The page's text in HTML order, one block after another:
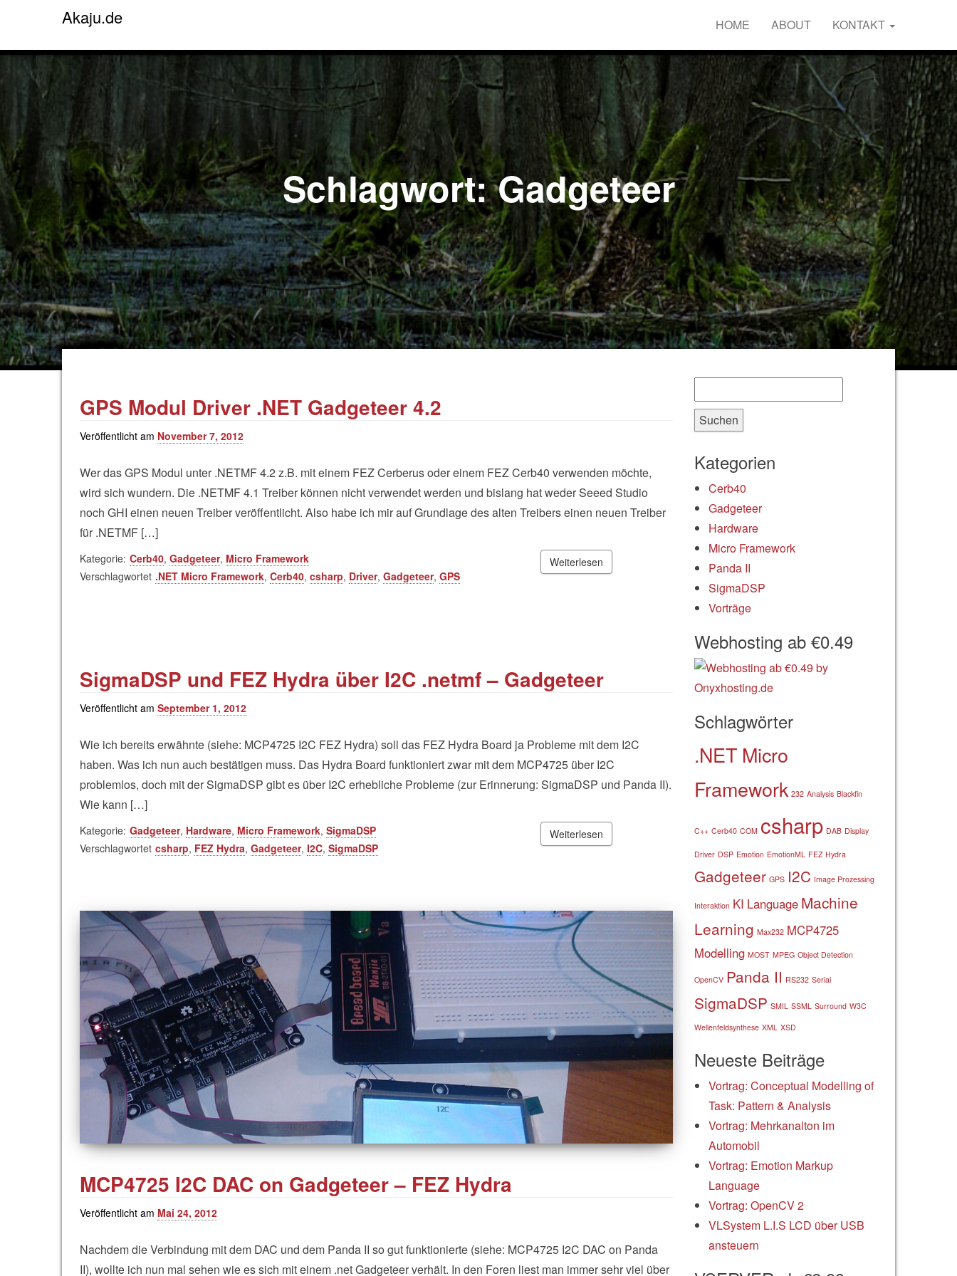
Akaju.de HOME ABOUT KONTAKT
Schlagwort:Gadgeteer
GPS Modul Driver .NET Gadgeteer 4.2
Veröffentlicht am November 7, 2012
Wer das GPS Modul unter .NETMF 4.2 z.B. mit einem FEZ Cerberus oder einem FEZ Cerb40 verwenden möchte,
wird sich wundern. Die .NETMF 4.1 Treiber können nicht verwendet werden und bislang hat weder Seeed Studio
noch GHI einen neuen Treiber veröffentlicht. Also habe ich mir auf Grundlage des alten Treibers einen neuen Treiber
für .NETMF […]
Kategorie: Cerb40, Gadgeteer, Micro Framework
Verschlagwortet .NET Micro Framework, Cerb40, csharp, Driver, Gadgeteer, GPS
Weiterlesen
SigmaDSP und FEZ Hydra über I2C .netmf – Gadgeteer
Veröffentlicht am September 1, 2012
Wie ich bereits erwähnte (siehe: MCP4725 I2C FEZ Hydra) soll das FEZ Hydra Board ja Probleme mit dem I2C
haben. Was ich nun auch bestätigen muss. Das Hydra Board funktioniert zwar mit dem MCP4725 über I2C
problemlos, doch mit der SigmaDSP gibt es über I2C erhebliche Probleme (zur Erinnerung: SigmaDSP und Panda II).
Wie kann […]
Kategorie: Gadgeteer, Hardware, Micro Framework, SigmaDSP
Verschlagwortet csharp, FEZ Hydra, Gadgeteer, I2C, SigmaDSP
Weiterlesen
MCP4725 I2C DAC on Gadgeteer – FEZ Hydra
Veröffentlicht am Mai 24, 2012
Nachdem die Verbindung mit dem DAC und dem Panda II so gut funktionierte (siehe: MCP4725 I2C DAC on Panda
II), wollte ich nun mal sehen wie es sich mit einem .net Gadgeteer verhält. In den Foren liest man immer sehr viel über
Kategorien
Cerb40
Gadgeteer
Hardware
Micro Framework
Panda II
SigmaDSP
Vorträge
Webhosting ab €0.49
Schlagwörter
.NET Micro
Framework 232 Analysis Blackfin
C++ Cerb40 COM csharp DAB Display
Driver DSP Emotion EmotionML FEZ Hydra
Gadgeteer GPS I2C Image Prozessing
Interaktion KI Language Machine
Learning Max232 MCP4725
Modelling MOST MPEG Object Detection
OpenCV Panda II RS232 Serial
SigmaDSP SMIL SSML Surround W3C
Wellenfeldsynthese XML XSD
Neueste Beiträge
Vortrag: Conceptual Modelling of
Task: Pattern & Analysis
Vortrag: Mehrkanalton im
Automobil
Vortrag: Emotion Markup
Language
Vortrag: OpenCV 2
VLSystem L.I.S LCD über USB
ansteuern